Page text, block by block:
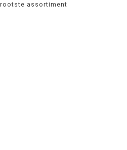
assortiment